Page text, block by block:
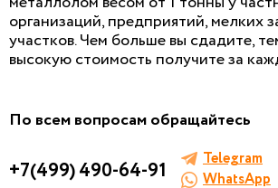
организаций, предприятий, мелких
участков. Чем больше вы сдадите,
высокую стоимость получите за
По всем вопросам обращайтесь
+7(499) 490-64-91
Telegram
WhatsApp